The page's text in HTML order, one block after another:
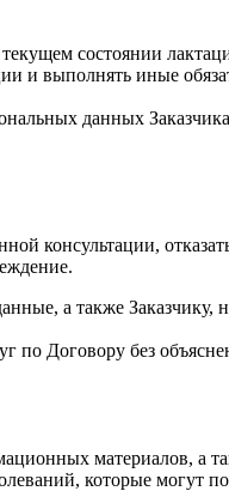
состоянии
выполнять иные
данных
консультации,
а также
по Договору без
материалов, а
которые могут